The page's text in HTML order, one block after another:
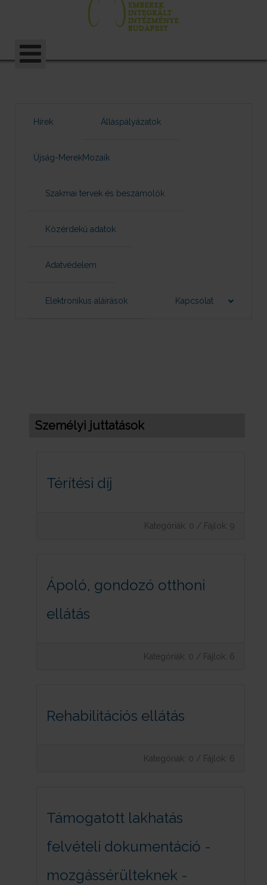
Hírek Álláspályázatok
Újság-MerekMozaik
Szakmai tervek és beszámolók
Közérdekű adatok
Adatvédelem
Elektronikus aláírások Kapcsolat
Személyi juttatások
Térítési díj
Kategóriák: 0 / Fájlok: 9
Ápoló, gondozó otthoni
ellátás
Kategóriák: 0 / Fájlok: 6
Rehabilitációs ellátás
Kategóriák: 0 / Fájlok: 6
Támogatott lakhatás
felvételi dokumentáció -
mozgássérülteknek -